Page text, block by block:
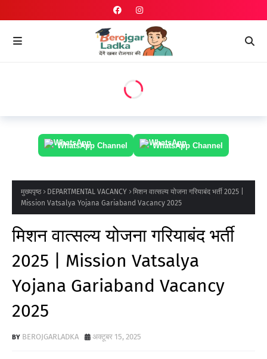
WhatsApp Channel WhatsApp Channel
मुख्यपृष्ठ DEPARTMENTAL VACANCY
मिशन वात्सल्य योजना गरियाबंद भर्ती 2025 |
Mission Vatsalya Yojana Gariaband Vacancy 2025
मिशन वात्सल्य योजना गरियाबंद भर्ती
2025 | Mission Vatsalya
Yojana Gariaband Vacancy
2025
BEROJGARLADKA अक्टूबर 15, 2025